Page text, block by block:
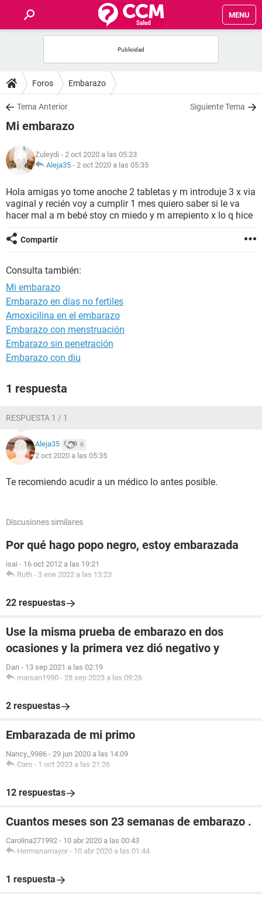
MENU
FOROS
SALUD
NUTRICIÓN
BIENESTAR
Foros Embarazo
Tema Anterior Siguiente Tema
Mi embarazo
Zuleydi - 2 oct 2020 a las 05:23
Aleja35 - 2 oct 2020 a las 05:35
Hola amigas yo tome anoche 2 tabletas y m introduje 3 x via
vaginal y recién voy a cumplir 1 mes quiero saber si le va
hacer mal a m bebé stoy cn miedo y m arrepiento x lo q hice
Compartir
Consulta también:
Mi embarazo
Embarazo en días no fertiles
Amoxicilina en el embarazo
Embarazo con menstruación
Embarazo sin penetración
Embarazo con diu
1 respuesta
RESPUESTA 1 / 1
Aleja35 6
2 oct 2020 a las 05:35
Te recomiendo acudir a un médico lo antes posible.
Discusiones similares
Por qué hago popo negro, estoy embarazada
isai - 16 oct 2012 a las 19:21
Ruth - 3 ene 2022 a las 13:23
22 respuestas
Use la misma prueba de embarazo en dos
ocasiones y la primera vez dió negativo y
Dan - 13 sep 2021 a las 02:19
marsan1990 - 28 sep 2023 a las 09:26
2 respuestas
Embarazada de mi primo
Nancy_9986 - 29 jun 2020 a las 14:09
Caro - 1 oct 2023 a las 21:26
12 respuestas
Cuantos meses son 23 semanas de embarazo .
Carolina271992 - 10 abr 2020 a las 00:43
Hermanamayor - 10 abr 2020 a las 01:44
1 respuesta